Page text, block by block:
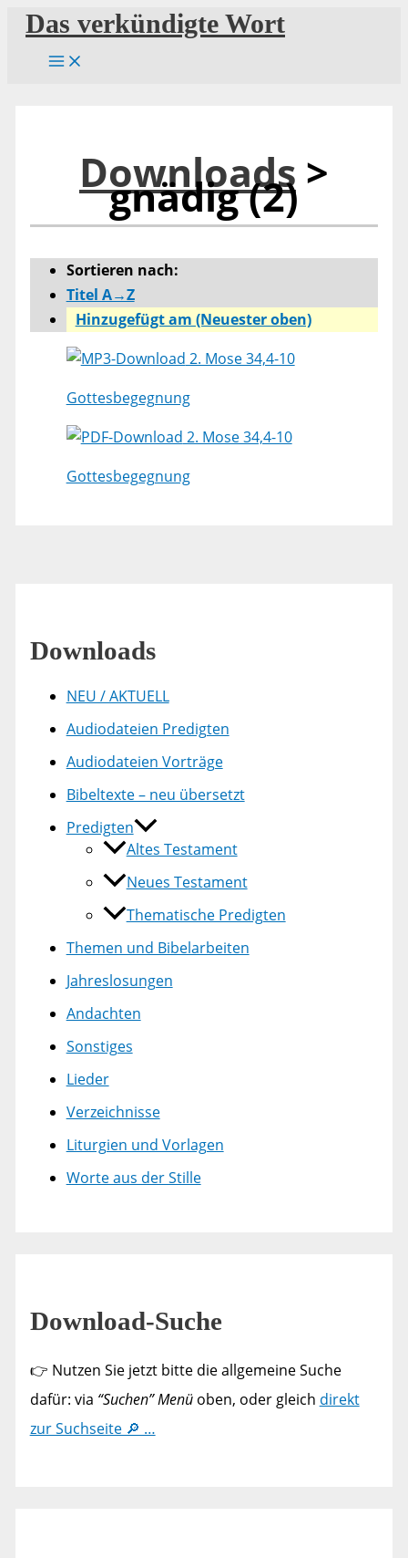
Zum
Inhalt
springen
Das verkündigte Wort
Downloads >
gnädig (2)
Sortieren nach:
Titel A→Z
Hinzugefügt am (Neuester oben)
2. Mose 34,4-10
Gottesbegegnung
2. Mose 34,4-10
Gottesbegegnung
Downloads
NEU / AKTUELL
Audiodateien Predigten
Audiodateien Vorträge
Bibeltexte – neu übersetzt
Predigten
Altes Testament
Neues Testament
Thematische Predigten
Themen und Bibelarbeiten
Jahreslosungen
Andachten
Sonstiges
Lieder
Verzeichnisse
Liturgien und Vorlagen
Worte aus der Stille
Download-Suche
👉 Nutzen Sie jetzt bitte die allgemeine Suche
dafür: via “Suchen” Menüoben, oder gleich direkt
zur Suchseite 🔎 …